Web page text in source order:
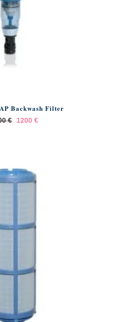
Backwash Filter
€
Original
1200 €Current